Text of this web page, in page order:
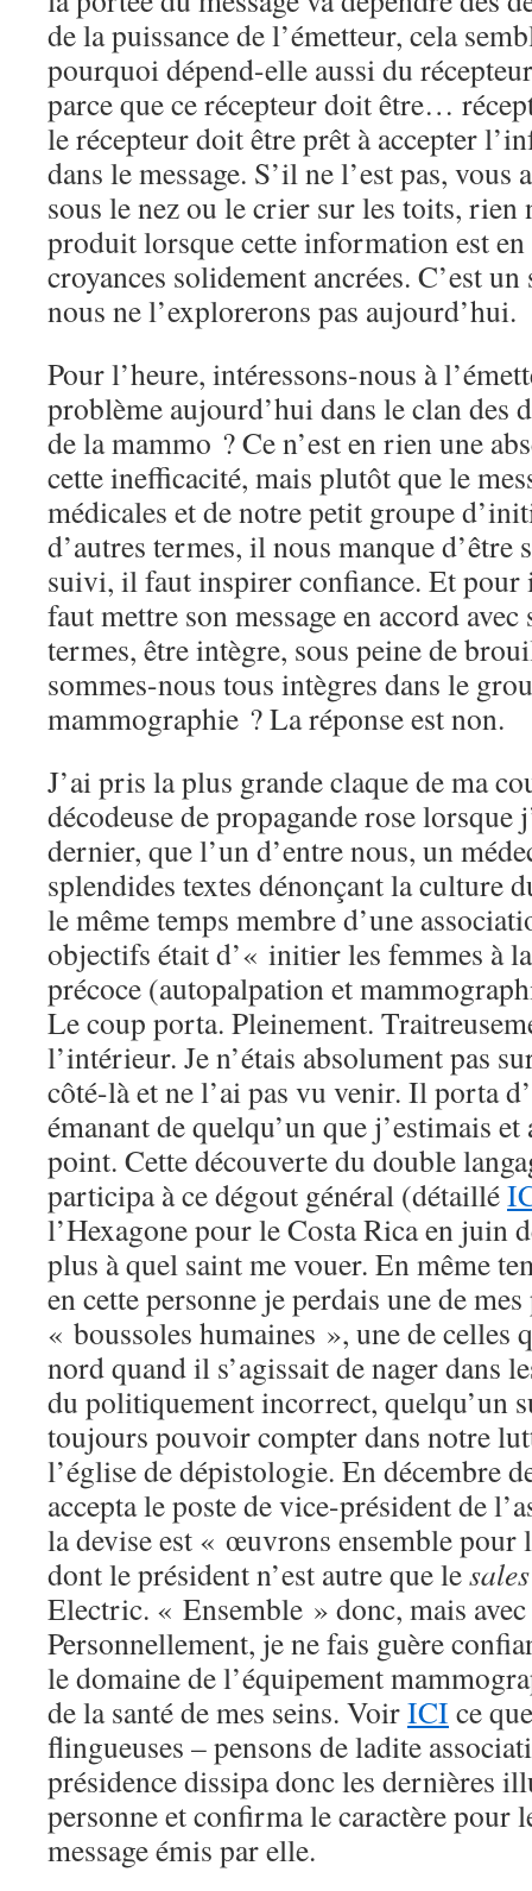
de la puissance de l’émetteur, cela
pourquoi dépend-elle aussi du
parce que ce récepteur doit être…
le récepteur doit être prêt à accepter
dans le message. S’il ne l’est pas,
sous le nez ou le crier sur les toits, rien
produit lorsque cette information est
croyances solidement ancrées. C’est
nous ne l’explorerons pas aujourd’hui.
Pour l’heure, intéressons-nous à
problème aujourd’hui dans le clan des
de la mammo ? Ce n’est en rien une
cette inefficacité, mais plutôt que le
médicales et de notre petit groupe
d’autres termes, il nous manque
suivi, il faut inspirer confiance. Et
faut mettre son message en accord avec
termes, être intègre, sous peine de
sommes-nous tous intègres dans le
mammographie ? La réponse est non.
J’ai pris la plus grande claque de ma
décodeuse de propagande rose lorsque
dernier, que l’un d’entre nous, un
splendides textes dénonçant la culture
le même temps membre d’une
objectifs était d’« initier les femmes à
précoce (autopalpation et
Le coup porta. Pleinement.
l’intérieur. Je n’étais absolument pas
côté-là et ne l’ai pas vu venir. Il porta
émanant de quelqu’un que j’estimais
point. Cette découverte du double
participa à ce dégout général (détaillé
l’Hexagone pour le Costa Rica en juin
plus à quel saint me vouer. En même
en cette personne je perdais une de
« boussoles humaines », une de celles
nord quand il s’agissait de nager dans
du politiquement incorrect, quelqu’un
toujours pouvoir compter dans notre
l’église de dépistologie. En décembre
accepta le poste de vice-président de
la devise est « œuvrons ensemble pour
dont le président n’est autre que lesales
Electric. « Ensemble » donc, mais
Personnellement, je ne fais guère
le domaine de l’équipement
de la santé de mes seins. VoirICI ce
flingueuses – pensons de ladite
présidence dissipa donc les dernières
personne et confirma le caractère pour
message émis par elle.